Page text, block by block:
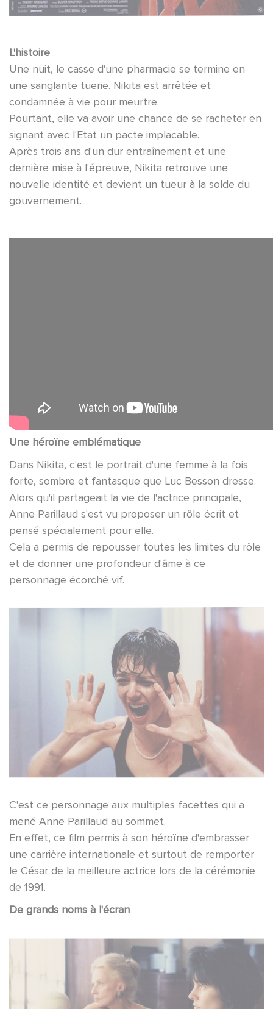
L'histoire
Une nuit, le casse d'une pharmacie se termine en
une sanglante tuerie. Nikita est arrêtée et
condamnée à vie pour meurtre.
Pourtant, elle va avoir une chance de se racheter en
signant avec l'Etat un pacte implacable.
Après trois ans d'un dur entraînement et une
dernière mise à l'épreuve, Nikita retrouve une
nouvelle identité et devient un tueur à la solde du
gouvernement.
Une héroïne emblématique
Dans Nikita, c'est le portrait d'une femme à la fois
forte, sombre et fantasque que Luc Besson dresse.
Alors qu'il partageait la vie de l'actrice principale,
Anne Parillaud s'est vu proposer un rôle écrit et
pensé spécialement pour elle.
Cela a permis de repousser toutes les limites du rôle
et de donner une profondeur d'âme à ce
personnage écorché vif.
C'est ce personnage aux multiples facettes qui a
mené Anne Parillaud au sommet.
En effet, ce film permis à son héroïne d'embrasser
une carrière internationale et surtout de remporter
le César de la meilleure actrice lors de la cérémonie
de 1991.
De grands noms à l'écran